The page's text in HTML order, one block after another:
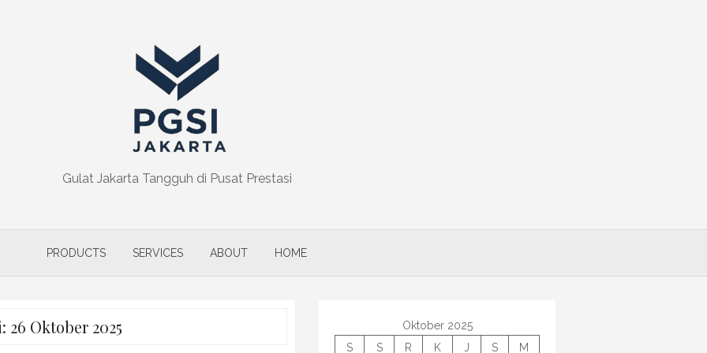
Gulat Jakarta Tangguh di Pusat Prestasi
PRODUCTS SERVICES ABOUT HOME
26 Oktober 2025
Oktober 2025
S
S R K J S
M